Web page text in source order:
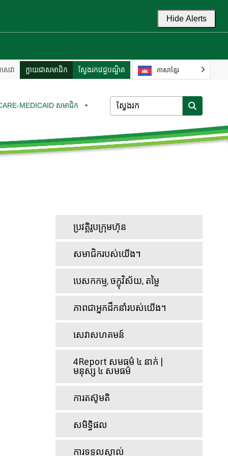
Hide Alerts
េវា ក្លាយជាសមាជិក ស្វែងរកវេជ្ជបណ្ឌិត ភាសាខ្មែរ
MEDICAID សមាជិក
ប្រវត្តិរូបក្រុមហ៊ុន
សមាជិករបស់យើង។
បេសកកម្ម, ចក្ខុវិស័យ, តម្លៃ
ភាពជាអ្នកដឹកនាំរបស់យើង។
សេវាសហគមន៍
4Report សមធម៌ ៤ នាក់ |
មនុស្ស ៤ សមធម៌
ការតស៊ូមតិ
សមិទ្ធិផល
ការទទួលស្គាល់